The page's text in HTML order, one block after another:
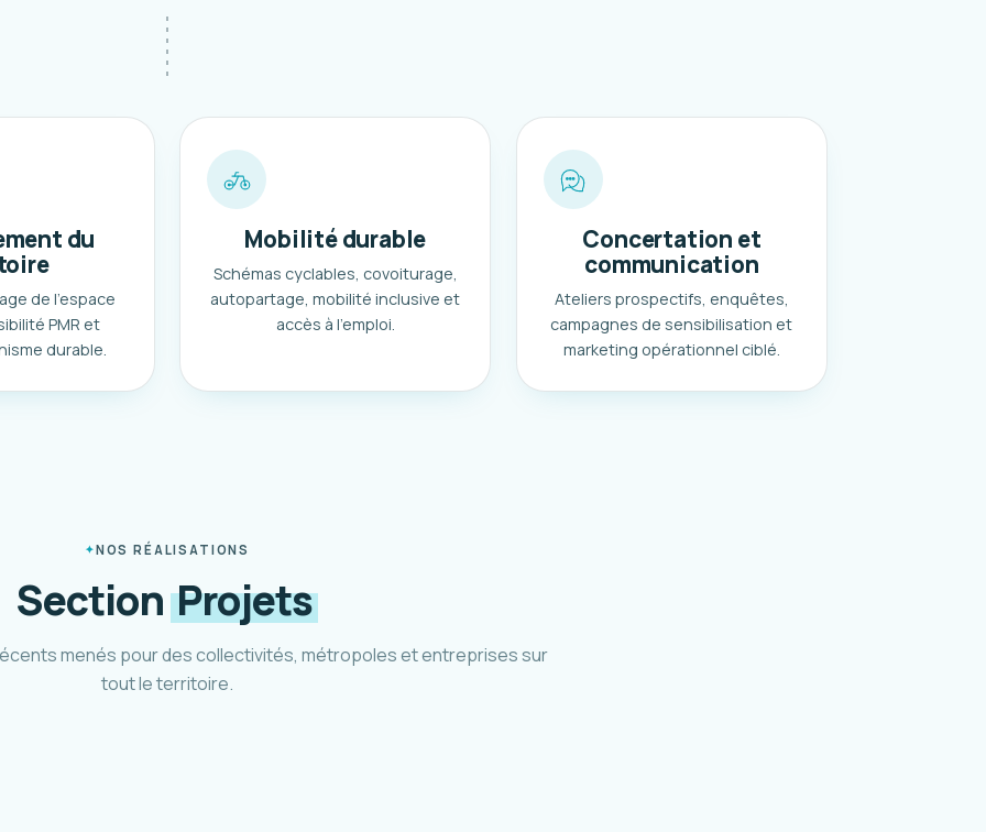
du
de l'espace
PMR et
durable.
Mobilité durable
Schémas cyclables, covoiturage,
autopartage, mobilité inclusive et
accès à l'emploi.
Concertation et
communication
Ateliers prospectifs, enquêtes,
campagnes de sensibilisation et
marketing opérationnel ciblé.
NOS RÉALISATIONS
SectionProjets
menés pour des collectivités, métropoles et entreprises sur
tout le territoire.
cyclable Métropole 3M